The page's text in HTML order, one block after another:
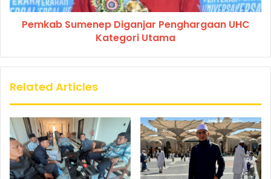
Pemkab Sumenep Diganjar Penghargaan UHC
Kategori Utama
Related Articles